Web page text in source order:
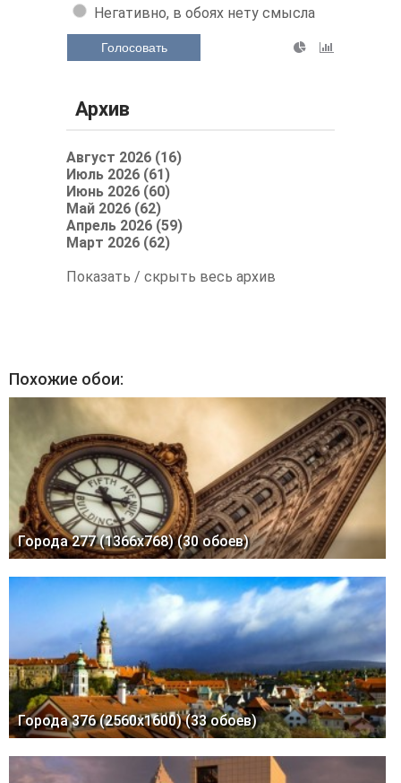
Негативно, в обоях нету смысла
Голосовать
Архив
Август 2026 (16)
Июль 2026 (61)
Июнь 2026 (60)
Май 2026 (62)
Апрель 2026 (59)
Март 2026 (62)
Показать / скрыть весь архив
Похожие обои:
Города 277 (1366x768) (30 обоев)
Города 376 (2560x1600) (33 обоев)